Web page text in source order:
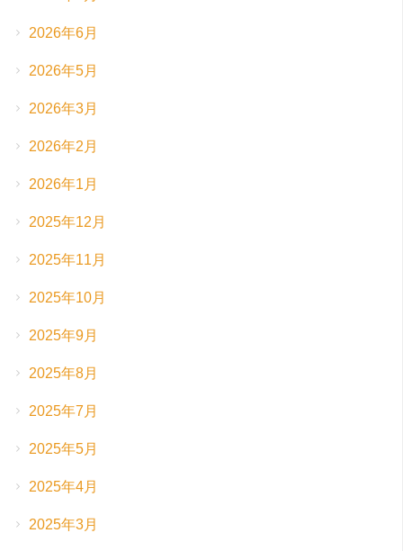
2026年6月
2026年5月
2026年3月
2026年2月
2026年1月
2025年12月
2025年11月
2025年10月
2025年9月
2025年8月
2025年7月
2025年5月
2025年4月
2025年3月